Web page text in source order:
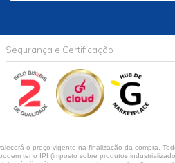
Segurança e Certificação
o preço vigente na finalização da compra.
ter o IPI (imposto sobre produtos